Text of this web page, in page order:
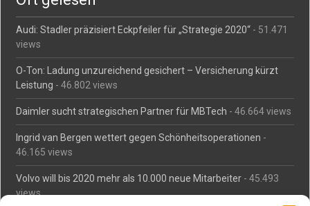
Audi: Stadler präzisiert Eckpfeiler für „Strategie 2020“ - 51.471
views
O-Ton: Ladung unzureichend gesichert – Versicherung kürzt
Leistung - 46.802 views
Daimler sucht strategischen Partner für MBTech - 46.664 views
Ingrid van Bergen wettert gegen Schönheitsoperationen -
46.165 views
Volvo will bis 2020 mehr als 10.000 neue Mitarbeiter - 45.493
views